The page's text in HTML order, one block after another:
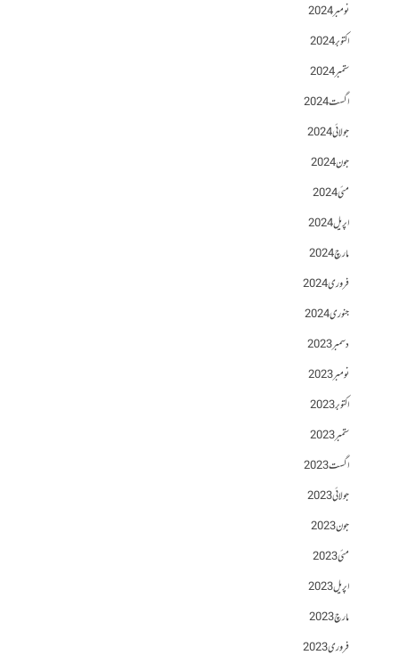
نومبر 2024
اکتوبر 2024
ستمبر 2024
اگست 2024
جولائی 2024
جون 2024
مئی 2024
اپریل 2024
مارچ 2024
فروری 2024
جنوری 2024
دسمبر 2023
نومبر 2023
اکتوبر 2023
ستمبر 2023
اگست 2023
جولائی 2023
جون 2023
مئی 2023
اپریل 2023
مارچ 2023
فروری 2023